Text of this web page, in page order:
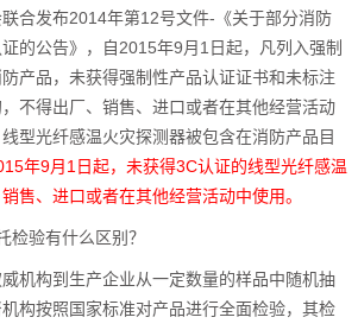
合发布2014年第12号文件-《关于部分消防
的公告》，自2015年9月1日起，凡列入强制
产品，未获得强制性产品认证证书和未标注
不得出厂、销售、进口或者在其他经营活动
型光纤感温火灾探测器被包含在消防产品目
年9月1日起，未获得3C认证的线型光纤感温
售、进口或者在其他经营活动中使用。
检验有什么区别？
机构到生产企业从一定数量的样品中随机抽
构按照国家标准对产品进行全面检验，其检